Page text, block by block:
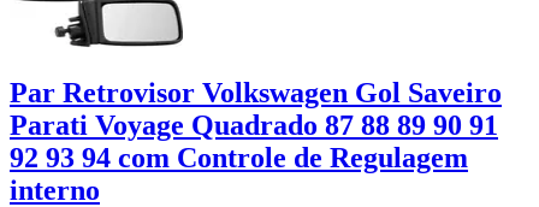
Par Retrovisor Volkswagen Gol Saveiro
Parati Voyage Quadrado 87 88 89 90 91
92 93 94 com Controle de Regulagem
interno